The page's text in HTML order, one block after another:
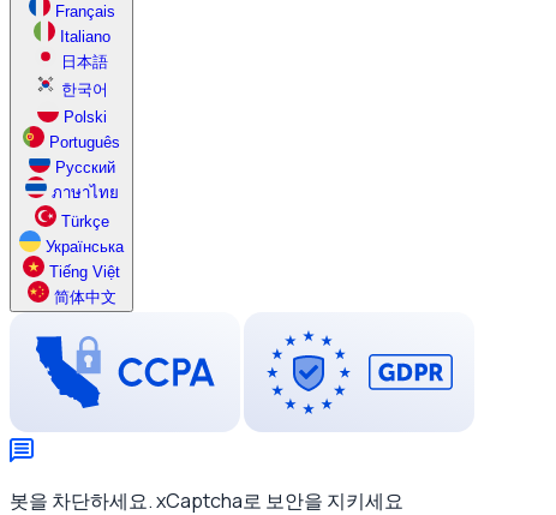
Français
Italiano
日本語
한국어
Polski
Português
Русский
ภาษาไทย
Türkçe
Українська
Tiếng Việt
简体中文
봇을 차단하세요. xCaptcha로 보안을 지키세요